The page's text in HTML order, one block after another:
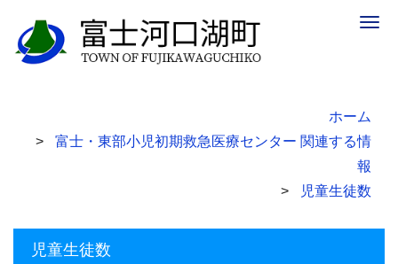
ホーム
富士・東部小児初期救急医療センター 関連する情
報
児童生徒数
児童生徒数